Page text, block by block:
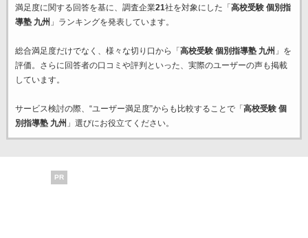
満足度に関する回答を基に、調査企業21社を対象にした「 高校受験 個別指
導塾 九州 」ランキングを発表しています。
総合満足度だけでなく、様々な切り口から「 高校受験 個別指導塾 九州 」を
評価。さらに回答者の口コミや評判といった、実際のユーザーの声も掲載
しています。
サービス検討の際、“ユーザー満足度”からも比較することで「 高校受験 個
別指導塾 九州 」選びにお役立てください。
PR